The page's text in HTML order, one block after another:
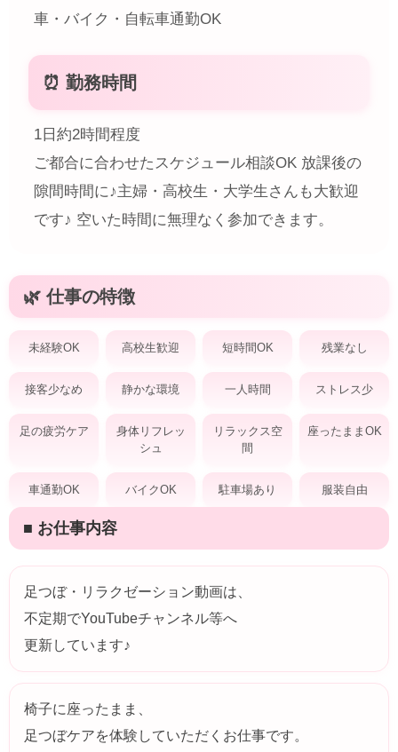
車・バイク・自転車通勤OK
⏰ 勤務時間
1日約2時間程度
ご都合に合わせたスケジュール相談OK 放課後の
隙間時間に♪主婦・高校生・大学生さんも大歓迎
です♪ 空いた時間に無理なく参加できます。
🌿 仕事の特徴
未経験OK 高校生歓迎 短時間OK 残業なし
接客少なめ 静かな環境 一人時間 ストレス少
足の疲労ケア
身体リフレッ
シュ
リラックス空
間
座ったままOK
車通勤OK バイクOK 駐車場あり 服装自由
■ お仕事内容
足つぼ・リラクゼーション動画は、
不定期でYouTubeチャンネル等へ
更新しています♪
椅子に座ったまま、
足つぼケアを体験していただくお仕事です。